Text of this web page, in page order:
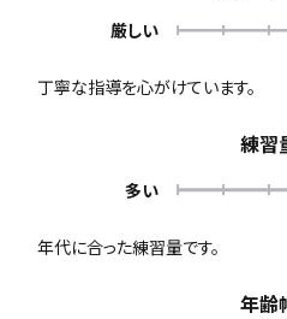
厳しい
丁寧な指導を心がけています。
練習
多い
年代に合った練習量です。
年齢